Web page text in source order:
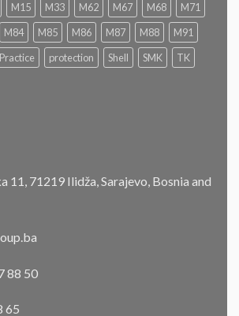
Za
prodaju
službenog
M15 M33 M62 M67 M68
M71
M84 M85 M86 M87 M88
M91
Practice protection Shell SMK
TK
11, 71219 Ilidža, Sarajevo, Bosnia and
88 50
65